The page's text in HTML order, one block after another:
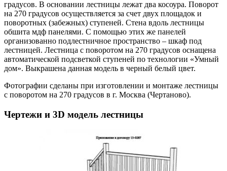
градусов. В основании лестницы лежат два косоура. Поворот
на 270 градусов осуществляется за счет двух площадок и
поворотных (забежных) ступеней. Стена вдоль лестницы
обшита мдф панелями. С помощью этих же панелей
организованно подлестничное пространство – шкаф под
лестницей. Лестница с поворотом на 270 градусов оснащена
автоматической подсветкой ступеней по технологии «Умный
дом». Выкрашена данная модель в черный белый цвет.
Фотографии сделаны при изготовлении и монтаже лестницы
с поворотом на 270 градусов в г. Москва (Чертаново).
Чертежи и 3D модель лестницы